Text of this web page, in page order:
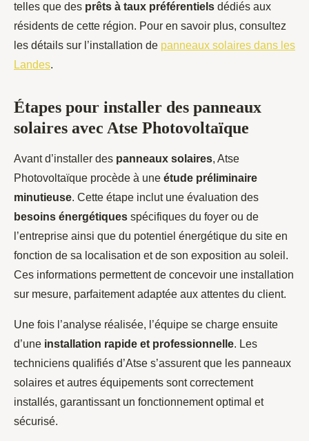
telles que des prêts à taux préférentiels dédiés aux
résidents de cette région. Pour en savoir plus, consultez
les détails sur l’installation de panneaux solaires dans les
Landes.
Étapes pour installer des panneaux
solaires avec Atse Photovoltaïque
Avant d’installer des panneaux solaires, Atse
Photovoltaïque procède à une étude préliminaire
minutieuse. Cette étape inclut une évaluation des
besoins énergétiques spécifiques du foyer ou de
l’entreprise ainsi que du potentiel énergétique du site en
fonction de sa localisation et de son exposition au soleil.
Ces informations permettent de concevoir une installation
sur mesure, parfaitement adaptée aux attentes du client.
Une fois l’analyse réalisée, l’équipe se charge ensuite
d’une installation rapide et professionnelle. Les
techniciens qualifiés d’Atse s’assurent que les panneaux
solaires et autres équipements sont correctement
installés, garantissant un fonctionnement optimal et
sécurisé.